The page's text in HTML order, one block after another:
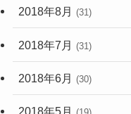
2018年8月 (31)
2018年7月 (31)
2018年6月 (30)
2018年5月